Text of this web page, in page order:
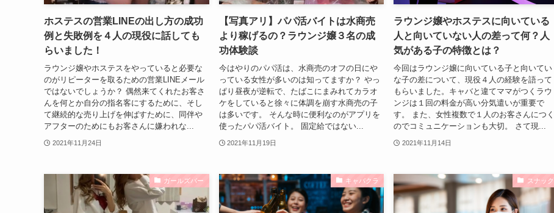
ホステスの営業LINEの出し方の成功
例と失敗例を４人の現役に話しても
らいました！
ラウンジ嬢やホステスをやっていると必要な
のがリピーターを取るための営業LINEメール
ではないでしょうか？ 偶然来てくれたお客さ
んを何とか自分の指名客にするために、そし
て継続的な売り上げを伸ばすために、同伴や
アフターのためにもお客さんに嫌われな...
2021年11月24日
【写真アリ】パパ活バイトは水商売
より稼げるの？ラウンジ嬢３名の成
功体験談
今はやりのパパ活は、水商売のオフの日にや
っている女性が多いのは知ってますか？ やっ
ぱり昼夜が逆転で、たばこにまみれてカラオ
ケをしていると徐々に体調を崩す水商売の子
は多いです。 そんな時に便利なのがアプリを
使ったパパ活バイト。 固定給ではない...
2021年11月19日
ラウンジ嬢やホステスに向いている
人と向いていない人の差って何？人
気がある子の特徴とは？
今回はラウンジ嬢に向いている子と向いてい
な子の差について、現役４人の経験を語って
もらいました。キャバと違てママがつくラウ
ンジは１回の料金が高い分気遣いが重要で
す。 また、女性複数で１人のお客さんにつく
のでコミュニケーションも大切。 さて現...
2021年11月14日
ガールズバー キャバクラ スナック